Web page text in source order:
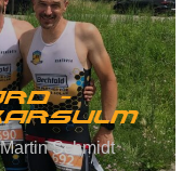
-
Schmidt